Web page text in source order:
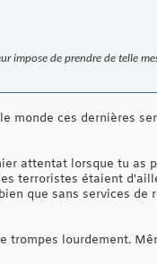
impose de prendre de telle
monde ces dernières
attentat lorsque tu as
terroristes étaient
que sans services de
trompes lourdement.